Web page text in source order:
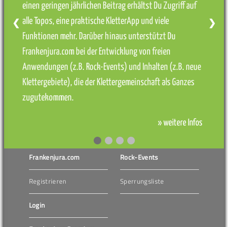
einen geringen jährlichen Beitrag erhältst Du Zugriff auf
alle Topos, eine praktische KletterApp und viele
Funktionen mehr. Darüber hinaus unterstützt Du
Frankenjura.com bei der Entwicklung von freien
Anwendungen (z.B. Rock-Events) und Inhalten (z.B. neue
Klettergebiete), die der Klettergemeinschaft als Ganzes
zugutekommen.
» weitere Infos
❮ ❯
Frankenjura.com
Registrieren
Login
Rock-Events
Sperrungsliste